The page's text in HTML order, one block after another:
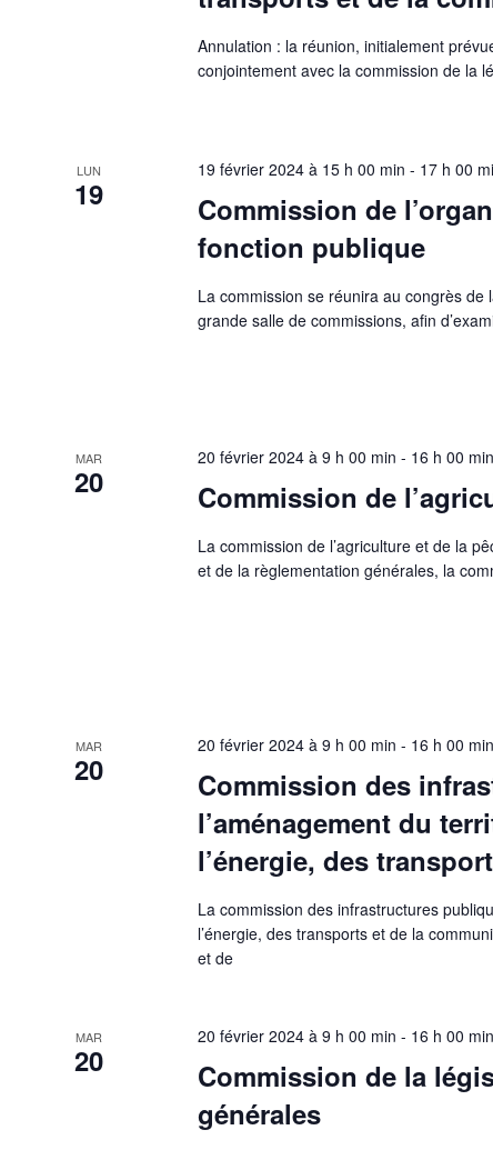
Annulation : la réunion, initialement
conjointement avec la commission de la
LUN
19
Commission de
fonction publique
19 février 2024 à 15 h 00 min - 17 h 00
La commission se réunira au congrès
grande salle de commissions, afin
MAR
20 Commission de
20 février 2024 à 9 h 00 min - 16 h 00 min
La commission de l’agriculture et de la
et de la règlementation générales, la
MAR
20
Commission des
l’aménagement du
l’énergie, des
20 février 2024 à 9 h 00 min - 16 h 00 min
La commission des infrastructures
l’énergie, des transports et de la
et de
MAR
20
Commission de la
générales
20 février 2024 à 9 h 00 min - 16 h 00 min